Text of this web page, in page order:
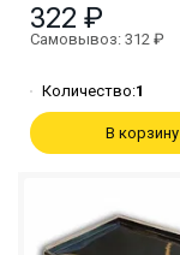
322 ₽
Самовывоз: 312 ₽
Количество:1
В корзину